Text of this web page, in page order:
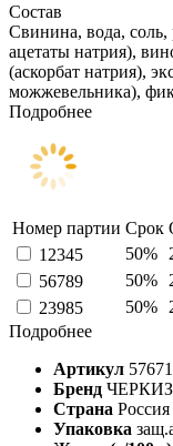
Состав
Свинина, вода, соль,
ацетаты натрия),
(аскорбат натрия),
можжевельника),
Подробнее
Номер партии Срок
12345
50%
56789
50%
23985
50%
Подробнее
Артикул 57671
Бренд
Страна Россия
Упаковка